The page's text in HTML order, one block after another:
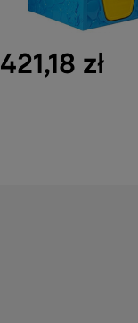
421,18 zł